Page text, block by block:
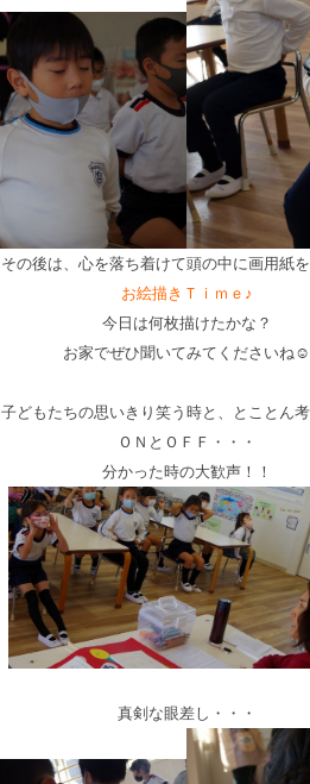
その後は、心を落ち着けて頭の中に画用紙
お絵描きＴｉｍｅ♪
今日は何枚描けたかな？
お家でぜひ聞いてみてくださいね☺
子どもたちの思いきり笑う時と、とことん
ＯＮとＯＦＦ・・・
分かった時の大歓声！！
真剣な眼差し・・・